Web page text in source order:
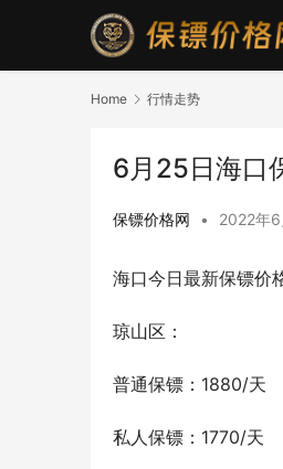
Home 行情走势
6月25日海口
保镖价格网 • 2022年6
海口今日最新保镖价
琼山区：
普通保镖：1880/天
私人保镖：1770/天